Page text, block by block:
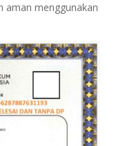
aman menggunakan